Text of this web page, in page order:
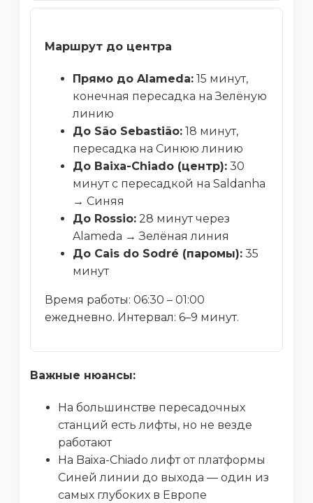
Маршрут до центра
Прямо до Alameda: 15 минут,
конечная пересадка на Зелёную
линию
До São Sebastião: 18 минут,
пересадка на Синюю линию
До Baixa-Chiado (центр): 30
минут с пересадкой на Saldanha
→ Синяя
До Rossio: 28 минут через
Alameda → Зелёная линия
До Cais do Sodré (паромы): 35
минут
Время работы: 06:30 – 01:00
ежедневно. Интервал: 6–9 минут.
Важные нюансы:
На большинстве пересадочных
станций есть лифты, но не везде
работают
На Baixa-Chiado лифт от платформы
Синей линии до выхода — один из
самых глубоких в Европе